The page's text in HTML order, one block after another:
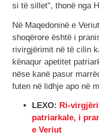
si të sillet”, thonë nga
Në Maqedoninë e
shoqërore është i
rivirgjërimit në të cilin
kënaqur apetitet
nëse kanë pasur
futen në lidhje apo në
LEXO: Ri-
patriarkale, i
e Veriut